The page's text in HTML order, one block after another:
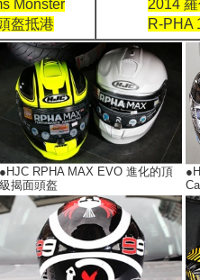
Monster
盔抵港
2014
R-PHA
●HJC RPHA MAX EVO 進化的頂
級揭面頭盔